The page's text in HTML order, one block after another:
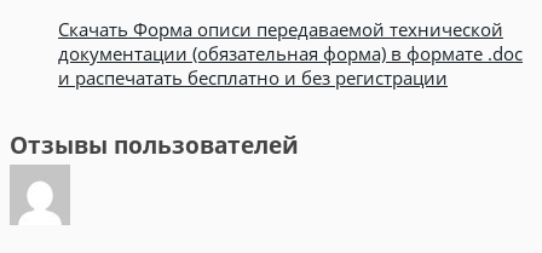
Скачать Форма описи передаваемой технической
документации (обязательная форма) в формате .doc
и распечатать бесплатно и без регистрации
Отзывы пользователей